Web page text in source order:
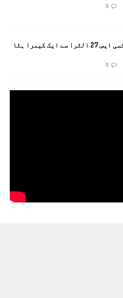
0
سام سنگ گلیکسی ایس 27 الٹرا سے ایک کیمرا ہٹا
0